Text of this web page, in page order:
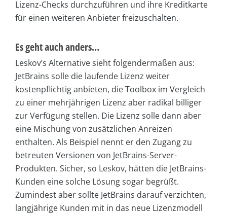
Lizenz-Checks durchzuführen und ihre Kreditkarte
für einen weiteren Anbieter freizuschalten.
Es geht auch anders…
Leskov’s Alternative sieht folgendermaßen aus:
JetBrains solle die laufende Lizenz weiter
kostenpflichtig anbieten, die Toolbox im Vergleich
zu einer mehrjährigen Lizenz aber radikal billiger
zur Verfügung stellen. Die Lizenz solle dann aber
eine Mischung von zusätzlichen Anreizen
enthalten. Als Beispiel nennt er den Zugang zu
betreuten Versionen von JetBrains-Server-
Produkten. Sicher, so Leskov, hätten die JetBrains-
Kunden eine solche Lösung sogar begrüßt.
Zumindest aber sollte JetBrains darauf verzichten,
langjährige Kunden mit in das neue Lizenzmodell